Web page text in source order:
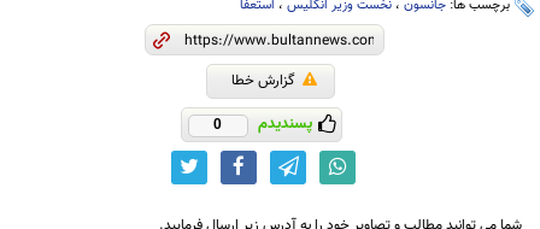
برچسب ها: جانسون ، نخست وزیر انگلیس ، استعفا
گزارش خطا
پسندیدم 0